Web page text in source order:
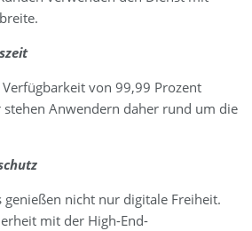
Verfügbarkeit von 99,99 Prozent
stehen Anwendern daher rund um die
genießen nicht nur digitale Freiheit.
mit der High-End-